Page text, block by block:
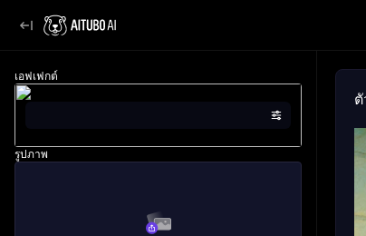
เอฟเฟกต์
รูปภาพ